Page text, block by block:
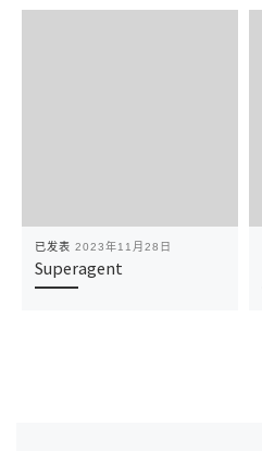
已发表 2023年11月28日
Superagent